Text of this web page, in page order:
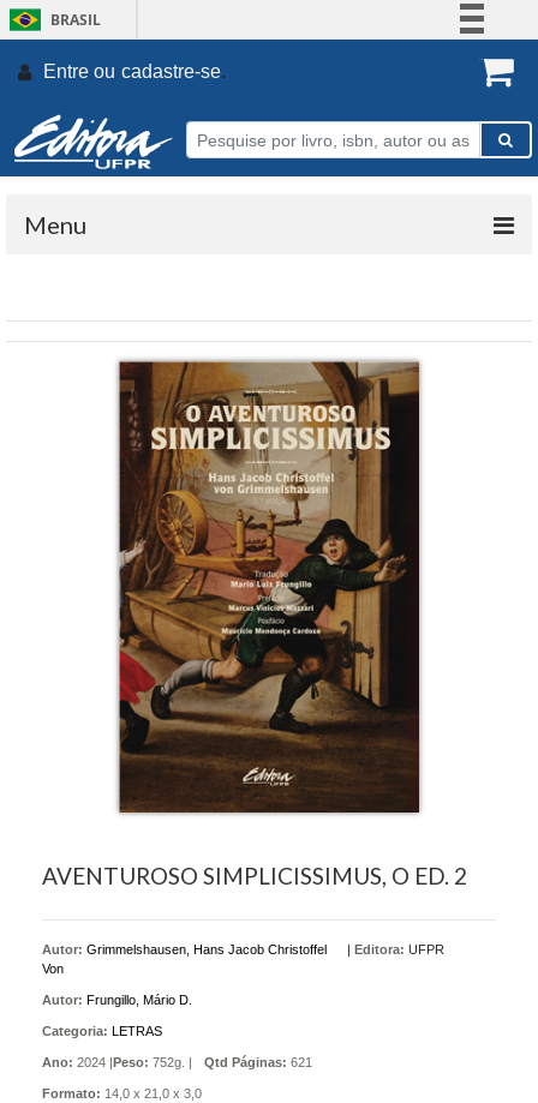
BRASIL
Participe
Entre ou cadastre-se.
Menu
AVENTUROSO SIMPLICISSIMUS, O ED. 2
Autor: Grimmelshausen, Hans Jacob Christoffel
Von
Autor: Frungillo, Mário D.
|Editora: UFPR
Categoria: LETRAS
Ano: 2024 |Peso: 752g. | Qtd Páginas: 621
Formato: 14,0 x 21,0 x 3,0